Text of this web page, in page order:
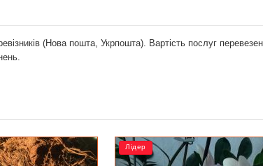
(Нова пошта, Укрпошта). Вартість послуг
Лідер